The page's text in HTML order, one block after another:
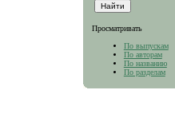
Просматривать
По выпускам
По авторам
По названию
По разделам